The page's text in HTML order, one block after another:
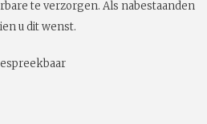
te verzorgen. Als nabestaanden
u dit wenst.